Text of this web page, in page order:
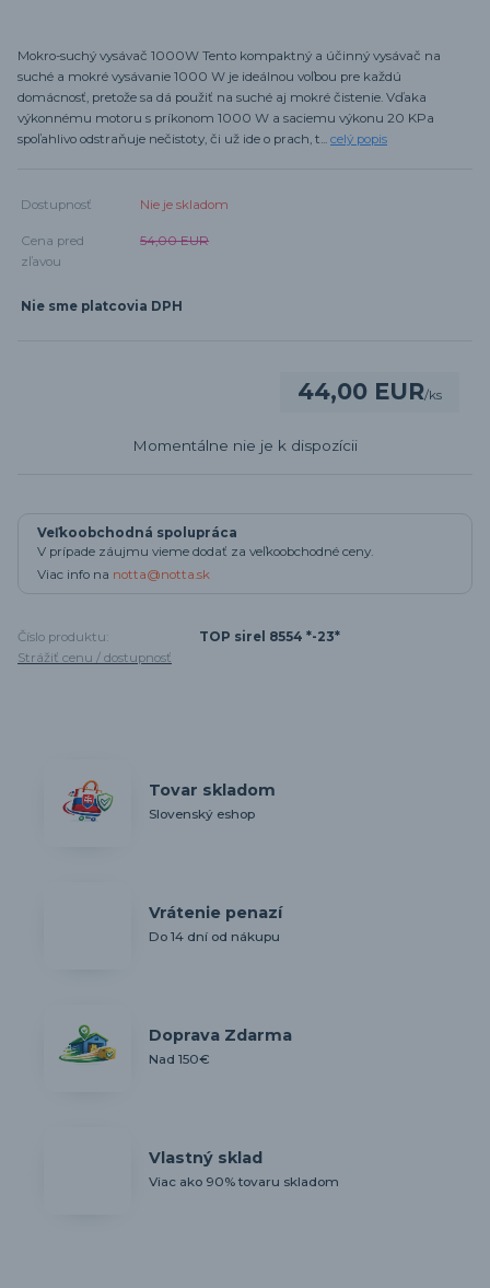
Mokro-suchý vysávač 1000W Tento kompaktný a účinný vysávač na
suché a mokré vysávanie 1000 W je ideálnou voľbou pre každú
domácnosť, pretože sa dá použiť na suché aj mokré čistenie. Vďaka
výkonnému motoru s príkonom 1000 W a saciemu výkonu 20 KPa
spoľahlivo odstraňuje nečistoty, či už ide o prach, t... celý popis
Dostupnosť Nie je skladom
Cena pred
zľavou
54,00 EUR
Nie sme platcovia DPH
44,00 EUR/ks
Momentálne nie je k dispozícii
Veľkoobchodná spolupráca
V prípade záujmu vieme dodať za veľkoobchodné ceny.
Viac info na notta@notta.sk
Číslo produktu:
TOP sirel 8554 *-23*
Strážiť cenu / dostupnosť
Tovar skladom
Slovenský eshop
Vrátenie penazí
Do 14 dní od nákupu
Doprava Zdarma
Nad 150€
Vlastný sklad
Viac ako 90% tovaru skladom